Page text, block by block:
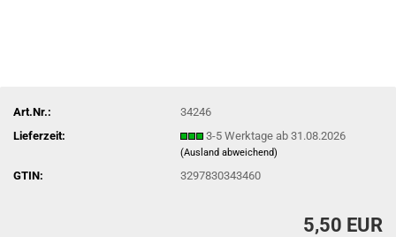
Art.Nr.:
34246
Lieferzeit:
3-5 Werktage ab 31.08.2026
(Ausland abweichend)
GTIN: 3297830343460
5,50 EUR